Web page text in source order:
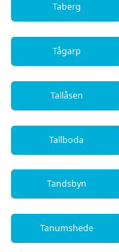
Taberg
Tågarp
Tallåsen
Tallboda
Tandsbyn
Tanumshede